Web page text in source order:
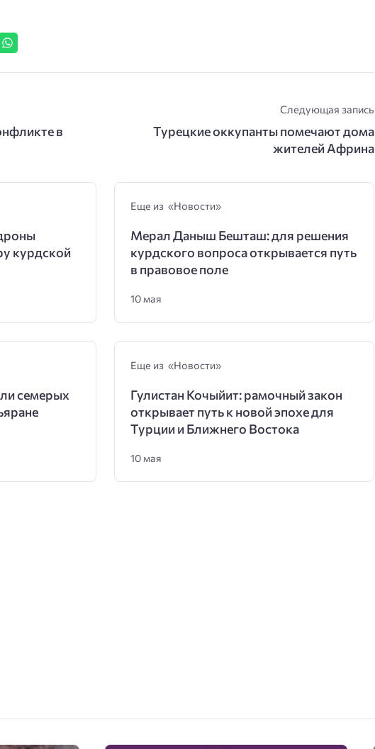
в
Следующая запись
Турецкие оккупанты помечают дома
жителей Африна
курдской
Еще из «Новости»
Мерал Даныш Бешташ: для решения
курдского вопроса открывается путь
в правовое поле
10 мая
семерых
Еще из «Новости»
Гулистан Кочыйит: рамочный закон
открывает путь к новой эпохе для
Турции и Ближнего Востока
10 мая